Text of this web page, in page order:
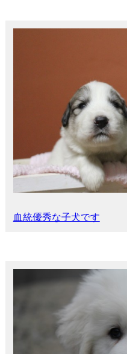
血統優秀な子犬です